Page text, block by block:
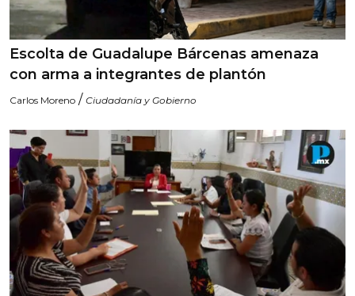
Escolta de Guadalupe Bárcenas amenaza
con arma a integrantes de plantón
Carlos Moreno / Ciudadanía y Gobierno